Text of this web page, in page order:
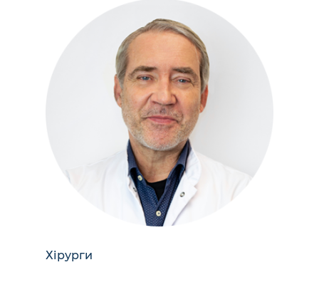
Хірурги